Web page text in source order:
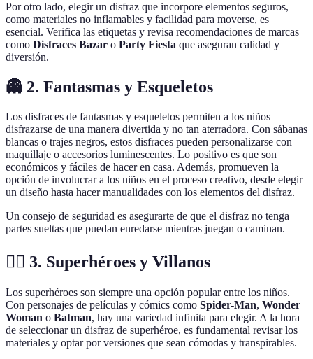
Por otro lado, elegir un disfraz que incorpore elementos seguros,
como materiales no inflamables y facilidad para moverse, es
esencial. Verifica las etiquetas y revisa recomendaciones de marcas
como Disfraces Bazar o Party Fiesta que aseguran calidad y
diversión.
👻 2. Fantasmas y Esqueletos
Los disfraces de fantasmas y esqueletos permiten a los niños
disfrazarse de una manera divertida y no tan aterradora. Con sábanas
blancas o trajes negros, estos disfraces pueden personalizarse con
maquillaje o accesorios luminescentes. Lo positivo es que son
económicos y fáciles de hacer en casa. Además, promueven la
opción de involucrar a los niños en el proceso creativo, desde elegir
un diseño hasta hacer manualidades con los elementos del disfraz.
Un consejo de seguridad es asegurarte de que el disfraz no tenga
partes sueltas que puedan enredarse mientras juegan o caminan.
🦸‍♂️ 3. Superhéroes y Villanos
Los superhéroes son siempre una opción popular entre los niños.
Con personajes de películas y cómics como Spider-Man, Wonder
Woman o Batman, hay una variedad infinita para elegir. A la hora
de seleccionar un disfraz de superhéroe, es fundamental revisar los
materiales y optar por versiones que sean cómodas y transpirables.